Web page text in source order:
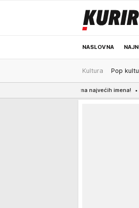
NASLOVNA
ODRŽIVA
Kultura Pop
- nema najvećih imena! 1:00 ŽENA